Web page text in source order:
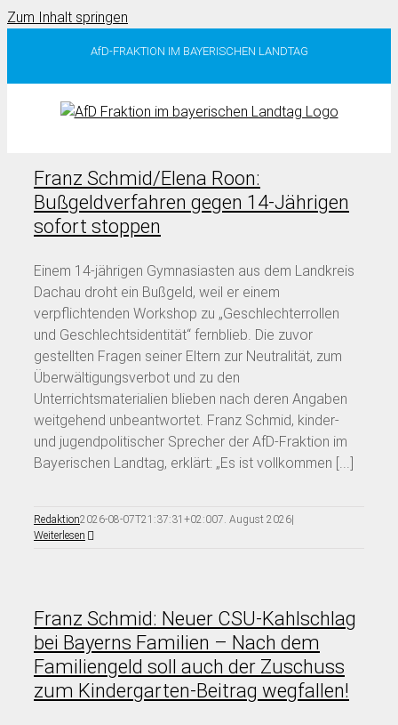
Zum Inhalt springen
AfD-FRAKTION IM BAYERISCHEN LANDTAG
Franz Schmid/Elena Roon:
Bußgeldverfahren gegen 14-Jährigen
sofort stoppen
Einem 14-jährigen Gymnasiasten aus dem Landkreis
Dachau droht ein Bußgeld, weil er einem
verpflichtenden Workshop zu „Geschlechterrollen
und Geschlechtsidentität“ fernblieb. Die zuvor
gestellten Fragen seiner Eltern zur Neutralität, zum
Überwältigungsverbot und zu den
Unterrichtsmaterialien blieben nach deren Angaben
weitgehend unbeantwortet. Franz Schmid, kinder-
und jugendpolitischer Sprecher der AfD-Fraktion im
Bayerischen Landtag, erklärt: „Es ist vollkommen [...]
Redaktion2026-08-07T21:37:31+02:007. August 2026|
Weiterlesen
Franz Schmid: Neuer CSU-Kahlschlag
bei Bayerns Familien – Nach dem
Familiengeld soll auch der Zuschuss
zum Kindergarten-Beitrag wegfallen!